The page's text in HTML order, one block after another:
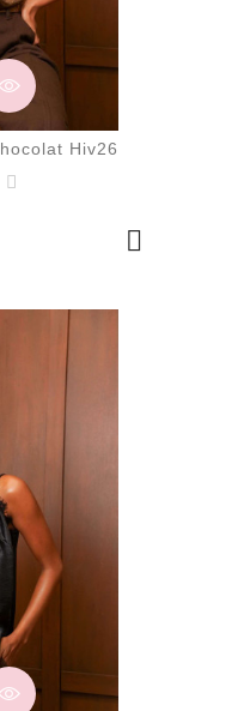
Hiv26